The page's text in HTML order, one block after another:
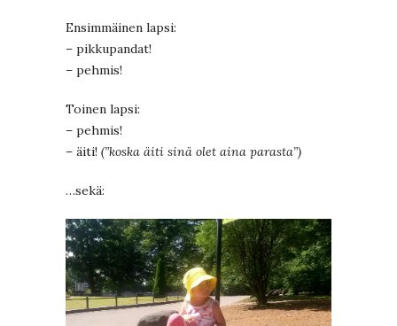
Ensimmäinen lapsi:
– pikkupandat!
– pehmis!
Toinen lapsi:
– pehmis!
– äiti! (”koska äiti sinä olet aina parasta”)
…sekä: